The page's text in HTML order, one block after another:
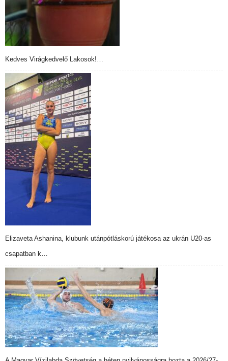
Kedves Virágkedvelő Lakosok!…
Elizaveta Ashanina, klubunk utánpótláskorú játékosa az ukrán U20-as
csapatban k…